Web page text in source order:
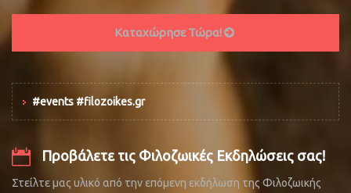
Καταχώρησε Τώρα!
#events #filozoikes.gr
Προβάλετε τις Φιλοζωικές Εκδηλώσεις σας!
Στείλτε μας υλικό από την επόμενη εκδήλωση της Φιλοζωικής